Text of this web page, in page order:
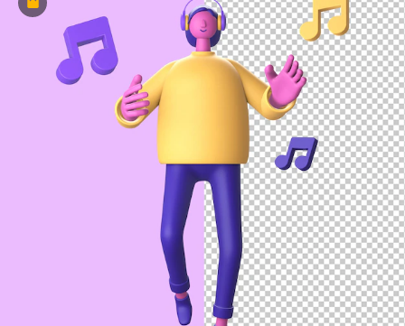
Premium